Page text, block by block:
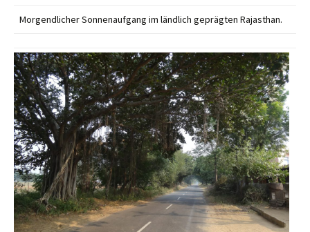
Morgendlicher Sonnenaufgang im ländlich geprägten Rajasthan.